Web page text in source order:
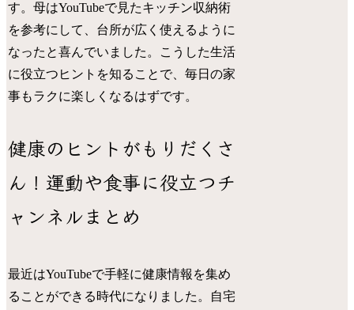
す。母はYouTubeで見たキッチン収納術
を参考にして、台所が広く使えるように
なったと喜んでいました。こうした生活
に役立つヒントを知ることで、毎日の家
事もラクに楽しくなるはずです。
健康のヒントがもりだくさ
ん！運動や食事に役立つチ
ャンネルまとめ
最近はYouTubeで手軽に健康情報を集め
ることができる時代になりました。自宅